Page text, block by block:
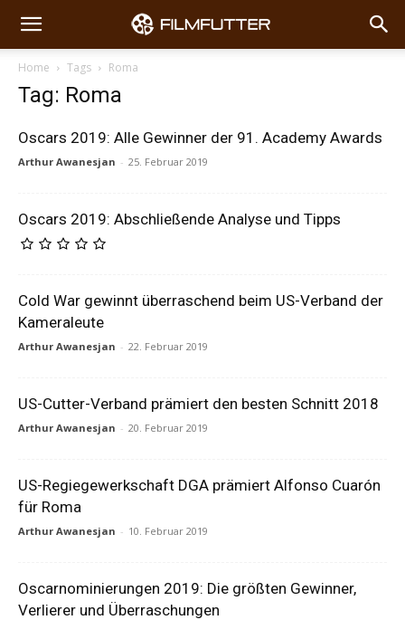
Home Tags Roma
Tag: Roma
Oscars 2019: Alle Gewinner der 91. Academy Awards
Arthur Awanesjan - 25. Februar 2019
Oscars 2019: Abschließende Analyse und Tipps
Cold War gewinnt überraschend beim US-Verband der
Kameraleute
Arthur Awanesjan - 22. Februar 2019
US-Cutter-Verband prämiert den besten Schnitt 2018
Arthur Awanesjan - 20. Februar 2019
US-Regiegewerkschaft DGA prämiert Alfonso Cuarón
für Roma
Arthur Awanesjan - 10. Februar 2019
Oscarnominierungen 2019: Die größten Gewinner,
Verlierer und Überraschungen